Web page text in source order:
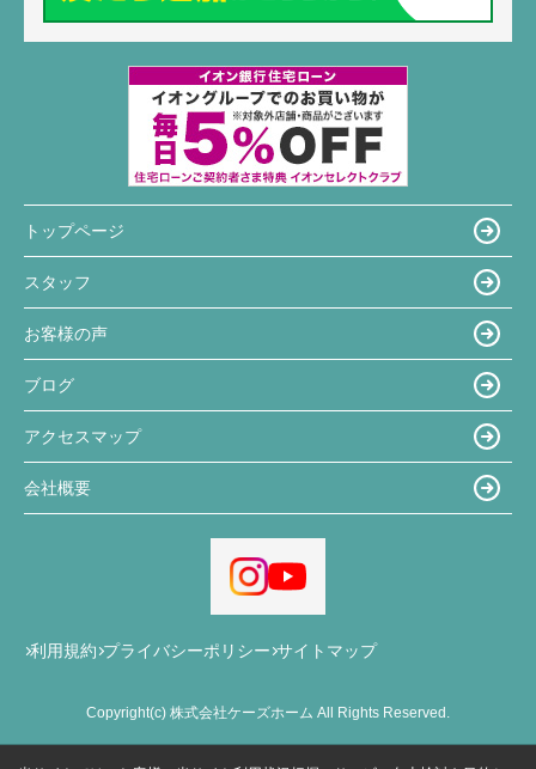
トップページ
スタッフ
お客様の声
ブログ
アクセスマップ
会社概要
利用規約 プライバシーポリシー サイトマップ
Copyright(c) 株式会社ケーズホーム All Rights Reserved.